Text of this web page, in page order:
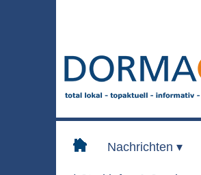
Nachrichten ▾